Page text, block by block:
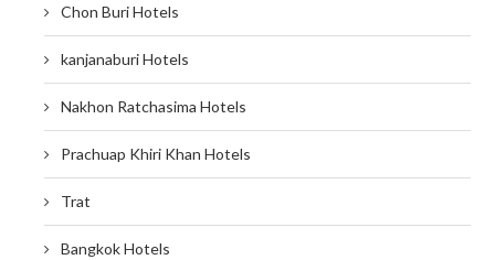
Chon Buri Hotels
kanjanaburi Hotels
Nakhon Ratchasima Hotels
Prachuap Khiri Khan Hotels
Trat
Bangkok Hotels